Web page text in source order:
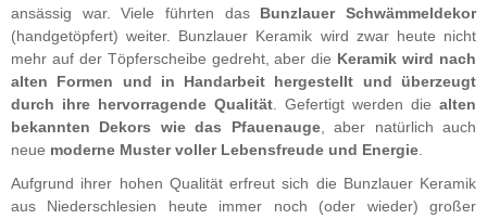
ansässig war. Viele führten das Bunzlauer Schwämmeldekor
(handgetöpfert) weiter. Bunzlauer Keramik wird zwar heute nicht
mehr auf der Töpferscheibe gedreht, aber die Keramik wird nach
alten Formen und in Handarbeit hergestellt und überzeugt
durch ihre hervorragende Qualität . Gefertigt werden die alten
bekannten Dekors wie das Pfauenauge, aber natürlich auch
neue moderne Muster voller Lebensfreude und Energie
Aufgrund ihrer hohen Qualität erfreut sich die Bunzlauer Keramik
aus Niederschlesien heute immer noch (oder wieder) großer